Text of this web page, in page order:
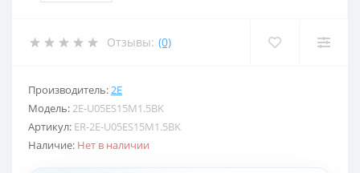
Отзывы: (0)
Производитель: 2E
Модель: 2E-U05ES15M1.5BK
Артикул: ER-2E-U05ES15M1.5BK
Наличие: Нет в наличии